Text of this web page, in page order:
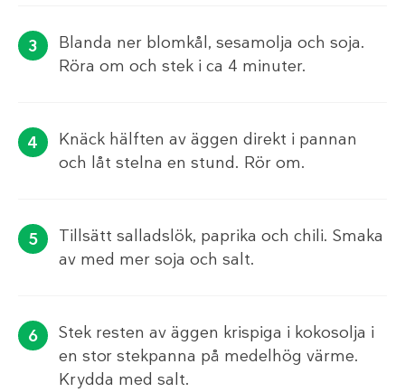
Blanda ner blomkål, sesamolja och soja.
Röra om och stek i ca 4 minuter.
Knäck hälften av äggen direkt i pannan
och låt stelna en stund. Rör om.
Tillsätt salladslök, paprika och chili. Smaka
av med mer soja och salt.
Stek resten av äggen krispiga i kokosolja i
en stor stekpanna på medelhög värme.
Krydda med salt.